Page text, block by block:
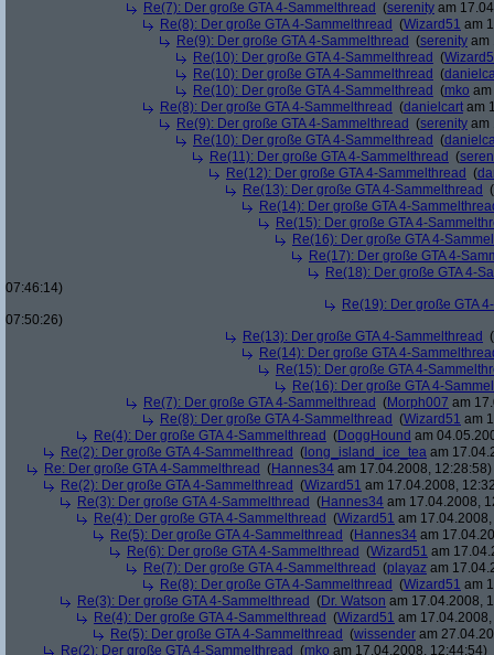
Re(7): Der große GTA 4-Sammelthread (serenity am
Re(8): Der große GTA 4-Sammelthread (Wizard51 am
Re(9): Der große GTA 4-Sammelthread (serenity am
Re(10): Der große GTA 4-Sammelthread (
Re(10): Der große GTA 4-Sammelthread (
Re(10): Der große GTA 4-Sammelthread (mko
Re(8): Der große GTA 4-Sammelthread (danielcart am
Re(9): Der große GTA 4-Sammelthread (serenity am
Re(10): Der große GTA 4-Sammelthread (
Re(11): Der große GTA 4-Sammelthread (
Re(12): Der große GTA 4-Sammelthread (
Re(13): Der große GTA 4-Sammelthread (
Re(14): Der große GTA 4-
Re(15): Der große GTA 4-
Re(16): Der große GTA 4-
Re(17): Der große GTA 4-
Re(18): Der große GTA 4-
07:46:14)
Re(19): Der große GTA
07:50:26)
Re(13): Der große GTA 4-Sammelthread (
Re(14): Der große GTA 4-
Re(15): Der große GTA 4-
Re(16): Der große GTA 4-
Re(7): Der große GTA 4-Sammelthread (Morph007 am
Re(8): Der große GTA 4-Sammelthread (Wizard51 am
Re(4): Der große GTA 4-Sammelthread (DoggHound am
Re(2): Der große GTA 4-Sammelthread ( long_island_ice_tea am
Re: Der große GTA 4-Sammelthread (Hannes34 am 17.04.2008, 12:28:58)
Re(2): Der große GTA 4-Sammelthread (Wizard51 am 17.04.2008,
Re(3): Der große GTA 4-Sammelthread (Hannes34 am 17.04.2008,
Re(4): Der große GTA 4-Sammelthread (Wizard51 am
Re(5): Der große GTA 4-Sammelthread (Hannes34 am
Re(6): Der große GTA 4-Sammelthread (Wizard51 am
Re(7): Der große GTA 4-Sammelthread (playaz am
Re(8): Der große GTA 4-Sammelthread (Wizard51 am
Re(3): Der große GTA 4-Sammelthread (Dr. Watson am 17.04.2008,
Re(4): Der große GTA 4-Sammelthread (Wizard51 am
Re(5): Der große GTA 4-Sammelthread (wissender am
Re(2): Der große GTA 4-Sammelthread (mko am 17.04.2008, 12:44:54)